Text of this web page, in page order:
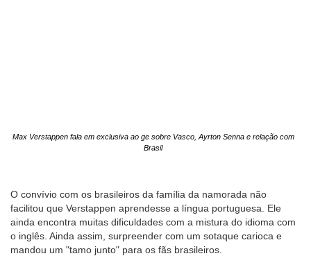
Max Verstappen fala em exclusiva ao ge sobre Vasco, Ayrton Senna e relação com
Brasil
O convívio com os brasileiros da família da namorada não
facilitou que Verstappen aprendesse a língua portuguesa. Ele
ainda encontra muitas dificuldades com a mistura do idioma com
o inglês. Ainda assim, surpreender com um sotaque carioca e
mandou um "tamo junto" para os fãs brasileiros.